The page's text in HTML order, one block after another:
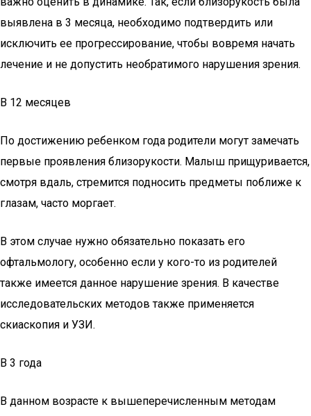
выявлена в 3 месяца, необходимо подтвердить или
исключить ее прогрессирование, чтобы вовремя начать
лечение и не допустить необратимого нарушения зрения.
В 12 месяцев
По достижению ребенком года родители могут замечать
первые проявления близорукости. Малыш прищуривается,
смотря вдаль, стремится подносить предметы поближе к
глазам, часто моргает.
В этом случае нужно обязательно показать его
офтальмологу, особенно если у кого-то из родителей
также имеется данное нарушение зрения. В качестве
исследовательских методов также применяется
скиаскопия и УЗИ.
В 3 года
В данном возрасте к вышеперечисленным методам